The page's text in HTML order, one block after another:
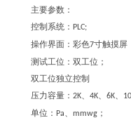
主要参数：
控制系统： PLC;
操作界面：彩色7寸触摸屏
测试工位：双工位；
双工位独立控制
压力容量： 2K、 4K、 6K、
单位： Pa、 mmwg ；